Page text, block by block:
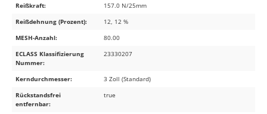
Reißkraft:
157.0 N/25mm
Reißdehnung (Prozent):
12, 12 %
MESH-Anzahl:
80.00
ECLASS Klassifizierung
Nummer:
23330207
Kerndurchmesser:
3 Zoll (Standard)
Rückstandsfrei
entfernbar:
true